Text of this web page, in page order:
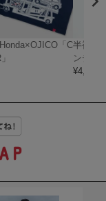
「C半袖T
ンディ
¥4,400